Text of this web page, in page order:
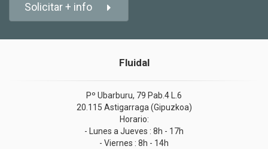
Solicitar + info
Fluidal
Pº Ubarburu, 79 Pab.4 L.6
20.115 Astigarraga (Gipuzkoa)
Horario:
- Lunes a Jueves : 8h - 17h
- Viernes : 8h - 14h